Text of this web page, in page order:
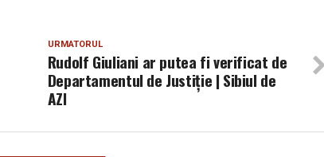
URMATORUL
Rudolf Giuliani ar putea fi verificat de
Departamentul de Justiţie | Sibiul de
AZI